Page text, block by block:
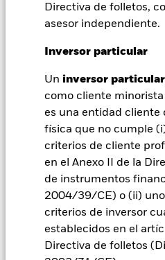
Directiva de folletos,
asesor independiente.
Inversor particular
Un inversor particular
como cliente
es una entidad cliente
física que no cumple
criterios de cliente
en el Anexo II de la
de instrumentos
2004/39/CE) o (ii) uno
criterios de inversor
establecidos en el
Directiva de folletos
que figura justo debajo del
listado de todas las clases de
palabra «Hedged» en su
divisas está disponible
gestora del fondo.
En la medida en que el Fondo
para reducir los gastos, el
los ingresos asociadas que se
recibirá por BlackRock en
valores. Debido a que el reparto
de valores no incrementa los
Fondo, esto ha quedado